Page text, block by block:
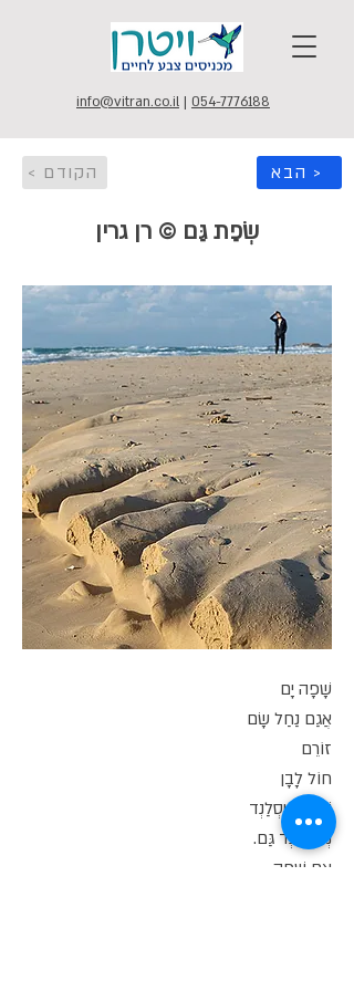
info@vitran.co.il | 054-7776188
< הקודם הבא >
שְׂפַת גַּם © רן גרין
שָׁפָה יָם
אֲגַם נַחַל שָׂם
זוֹרֵם
חוֹל לָבָן
שָׁחֹר אִיסְלַנְד
נְיוּ זִילַנְד גַּם.
אֵם שָׁפָה